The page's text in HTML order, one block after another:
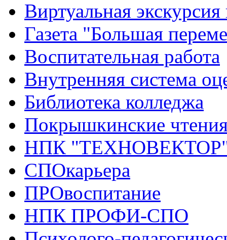
Виртуальная
Газета "Большая
Воспитательная работа
Внутренняя система
Библиотека колледжа
Покрышкинские
НПК
СПОкарьера
ПРОвоспитание
НПК ПРОФИ-СПО